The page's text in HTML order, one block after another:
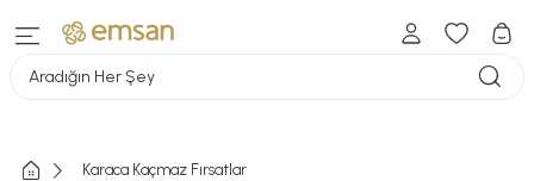
Aradığın Her Şey
Karaca Kaçmaz Fırsatlar